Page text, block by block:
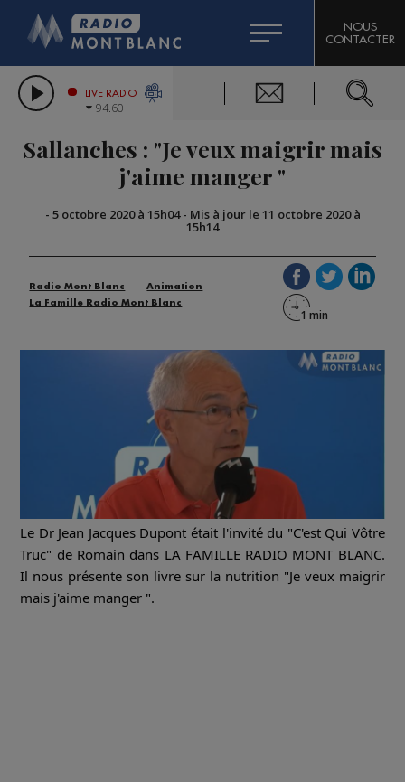
LES CHRONIQUES DE L'EXPERT
CITIZEN MACHINERY
GRAND MASSIF DOMAINES SKIABLES
BIGARD
COMPAGNIE DU MONT-BLANC
NOUS
CONTACTER
LIVE RADIO
94.60
Sallanches : "Je veux maigrir mais
j'aime manger "
- 5 octobre 2020 à 15h04- Mis à jour le 11 octobre 2020 à
15h14
Radio Mont Blanc
Animation
La Famille Radio Mont Blanc
Le Dr Jean Jacques Dupont était l'invité du "C'est Qui Vôtre
Truc" de Romain dans LA FAMILLE RADIO MONT BLANC.
Il nous présente son livre sur la nutrition "Je veux maigrir
mais j'aime manger ".